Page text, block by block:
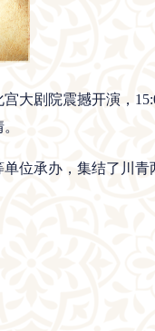
大剧院震撼开演，
位承办，集结了川青